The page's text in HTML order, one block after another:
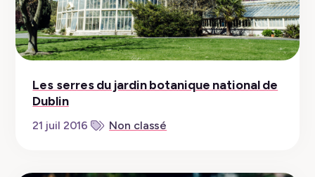
Les serres du jardin botanique national de
Dublin
21 juil 2016 Non classé